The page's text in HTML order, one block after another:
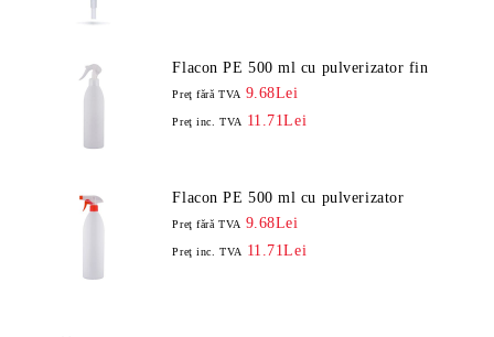
Flacon PE 500 ml cu pulverizator fin
Preţ fără TVA 9.68Lei
Preţ inc. TVA 11.71Lei
Flacon PE 500 ml cu pulverizator
Preţ fără TVA 9.68Lei
Preţ inc. TVA 11.71Lei